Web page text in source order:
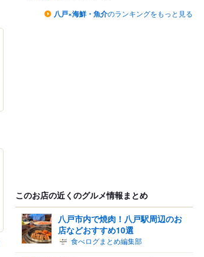
八戸×海鮮・魚介のランキングをもっと見る
このお店の近くのグルメ情報まとめ
八戸市内で焼肉！八戸駅周辺のお
店などおすすめ10選
食べログまとめ編集部